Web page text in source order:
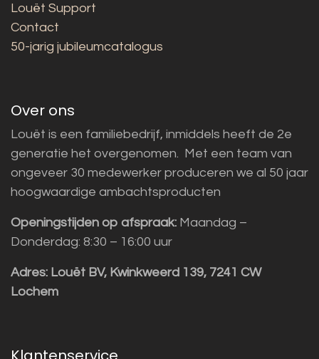
Louët Support
Contact
50-jarig jubileumcatalogus
Over ons
Louët is een familiebedrijf, inmiddels heeft de 2e
generatie het overgenomen. Met een team van
ongeveer 30 medewerker produceren we al 50 jaar
hoogwaardige ambachtsproducten
Openingstijden op afspraak: Maandag –
Donderdag: 8:30 – 16:00 uur
Adres: Louët BV, Kwinkweerd 139, 7241 CW
Lochem